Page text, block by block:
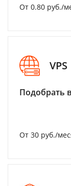
От 0.80 руб./
VPS
Подобрать
От 30 руб./